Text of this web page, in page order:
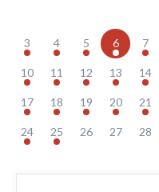
3 4 5 6 7
10 11 12 13 14
17 18 19 20 21
24 25 26 27 28